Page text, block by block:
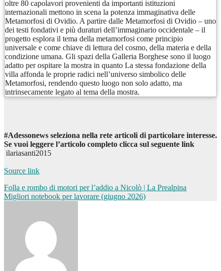
oltre 80 capolavori provenienti da importanti istituzioni
internazionali mettono in scena la potenza immaginativa delle
Metamorfosi di Ovidio. A partire dalle Metamorfosi di Ovidio – uno
dei testi fondativi e più duraturi dell’immaginario occidentale – il
progetto esplora il tema della metamorfosi come principio
universale e come chiave di lettura del cosmo, della materia e della
condizione umana. Gli spazi della Galleria Borghese sono il luogo
adatto per ospitare la mostra in quanto La stessa fondazione della
villa affonda le proprie radici nell’universo simbolico delle
Metamorfosi, rendendo questo luogo non solo adatto, ma
intrinsecamente legato al tema della mostra.
#Adessonews seleziona nella rete articoli di particolare interesse.
Se vuoi leggere l’articolo completo clicca sul seguente link
ilariasanti2015
Source link
Navigazione
articoli
Folla e rombo di motori per l’addio a Nicolò | La Prealpina
Migliori notebook per lavorare (giugno 2026)